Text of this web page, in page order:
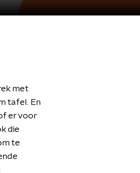
met
tafel. En
er voor
die
te